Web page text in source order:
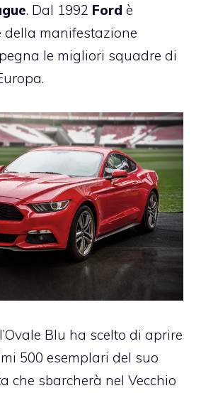
. Dal 1992 Ford è
manifestazione
le migliori squadre di
Blu ha scelto di aprire
500 esemplari del suo
che sbarcherà nel Vecchio